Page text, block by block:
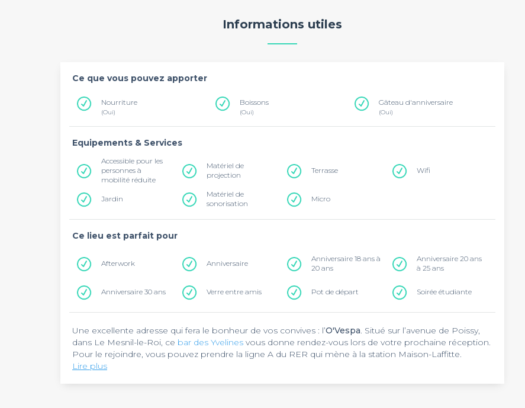
Informations utiles
Ce que vous pouvez apporter
Nourriture
(Oui)
Boissons
(Oui)
Gâteau d'anniversaire
(Oui)
Equipements & Services
Accessible pour les
personnes à
mobilité réduite
Matériel de
projection
Terrasse Wifi
Jardin
Matériel de
sonorisation
Micro
Ce lieu est parfait pour
Afterwork Anniversaire
Anniversaire 18 ans à
20 ans
Anniversaire 20 ans
à 25 ans
Anniversaire 30 ans Verre entre amis Pot de départ Soirée étudiante
Une excellente adresse qui fera le bonheur de vos convives : l’O'Vespa. Situé sur l’avenue de Poissy,
dans Le Mesnil-le-Roi, ce bar des Yvelines vous donne rendez-vous lors de votre prochaine réception.
Pour le rejoindre, vous pouvez prendre la ligne A du RER qui mène à la station Maison-Laffitte.
Lire plus